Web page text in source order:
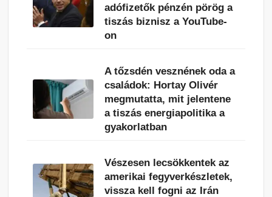
adófizetők pénzén pörög a
tiszás biznisz a YouTube-
on
A tőzsdén vesznének oda a
családok: Hortay Olivér
megmutatta, mit jelentene
a tiszás energiapolitika a
gyakorlatban
Vészesen lecsökkentek az
amerikai fegyverkészletek,
vissza kell fogni az Irán